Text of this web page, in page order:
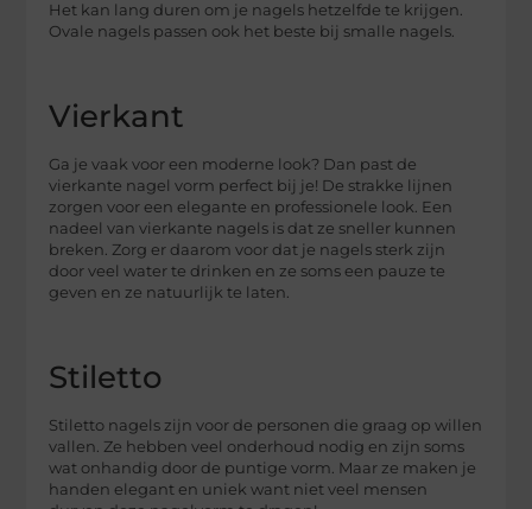
Het kan lang duren om je nagels hetzelfde te krijgen.
Ovale nagels passen ook het beste bij smalle nagels.
Vierkant
Ga je vaak voor een moderne look? Dan past de
vierkante nagel vorm perfect bij je! De strakke lijnen
zorgen voor een elegante en professionele look. Een
nadeel van vierkante nagels is dat ze sneller kunnen
breken. Zorg er daarom voor dat je nagels sterk zijn
door veel water te drinken en ze soms een pauze te
geven en ze natuurlijk te laten.
Stiletto
Stiletto nagels zijn voor de personen die graag op willen
vallen. Ze hebben veel onderhoud nodig en zijn soms
wat onhandig door de puntige vorm. Maar ze maken je
handen elegant en uniek want niet veel mensen